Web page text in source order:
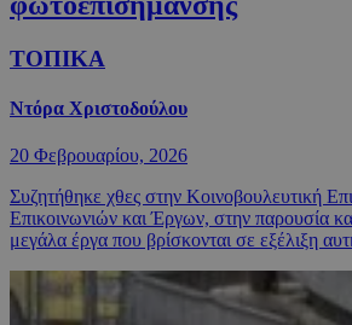
ΤΟΠΙΚΑ
Ντόρα Χριστοδούλου
20 Φεβρουαρίου, 2026
Συζητήθηκε χθες στην Κοινοβουλευτική
Επικοινωνιών και Έργων, στην παρουσία
μεγάλα έργα που βρίσκονται σε εξέλιξη